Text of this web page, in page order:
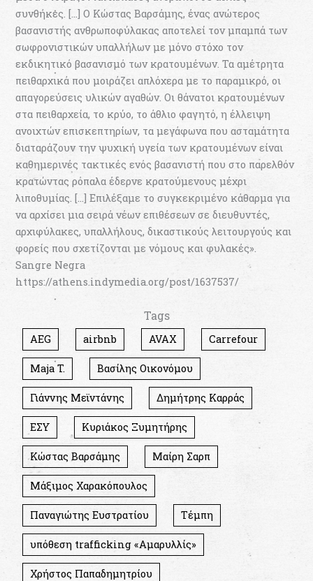
συνθήκες. […] Ο Κώστας Βαρσάμης, ένας ανώτερος
βασανιστής ανθρωποφύλακας αποτελεί τον μπαμπά των
σωφρονιστικών υπαλλήλων με μόνο στόχο τον
εκδικητικό βασανισμό των κρατουμένων. Τα αμέτρητα
πειθαρχικά που μοιράζει απλόχερα με το παραμικρό, οι
απαγορεύσεις υλικών αγαθών. Οι θάνατοι κρατουμένων
στα πειθαρχεία, το κρύο, το άθλιο φαγητό, η έλλειψη
ανοιχτών επισκεπτηρίων, τα μεγάφωνα που ασταμάτητα
διαταράζουν την ψυχική υγεία των κρατουμένων είναι
καθημερινές τακτικές ενός βασανιστή που στο παρελθόν
κρατώντας ρόπαλα έδερνε κρατούμενους μέχρι
λιποθυμίας. […] Επιλέξαμε το συγκεκριμένο κάθαρμα για
να αρχίσει μια σειρά νέων επιθέσεων σε διευθυντές,
αρχιφύλακες, υπαλλήλους, δικαστικούς λειτουργούς και
φορείς που σχετίζονται με νόμους και φυλακές».
Sangre Negra
https://athens.indymedia.org/post/1637537/
Tags
AEG airbnb AVAX Carrefour
Maja T. Βασίλης Οικονόμου
Γιάννης Μεϊντάνης Δημήτρης Καρράς
ΕΣΥ Κυριάκος Ξυμητήρης
Κώστας Βαρσάμης Μαίρη Σαρπ
Μάξιμος Χαρακόπουλος
Παναγιώτης Ευστρατίου Τέμπη
υπόθεση trafficking «Αμαρυλλίς»
Χρήστος Παπαδημητρίου